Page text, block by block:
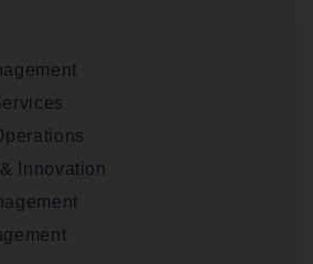
Innovation
verzekeringen
Pro­per­ty verzekeringen